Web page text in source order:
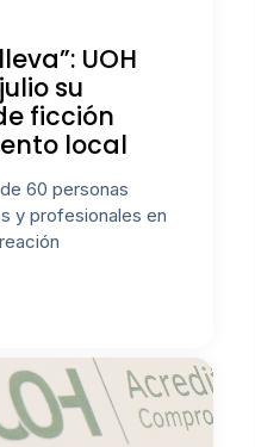
UOH
su
ficción
local
60 personas
y profesionales en